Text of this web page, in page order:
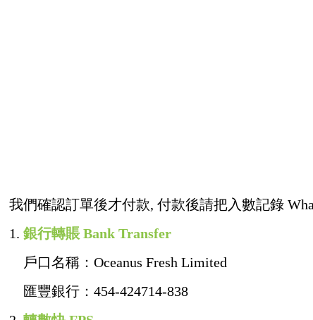
我們確認訂單後才付款, 付款後請把入數記錄
1. 銀行轉賬 Bank Transfer
戶口名稱：Oceanus Fresh Limited
匯豐銀行：454-424714-838